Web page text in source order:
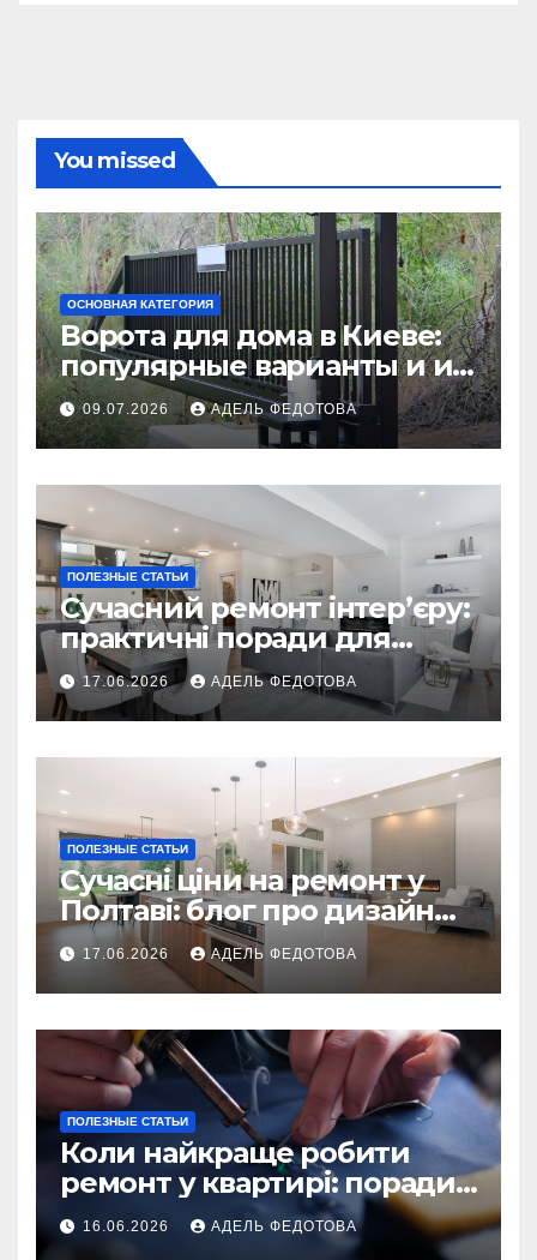
You missed
ОСНОВНАЯ КАТЕГОРИЯ
Ворота для дома в Киеве:
популярные варианты и их
особенности
09.07.2026 АДЕЛЬ ФЕДОТОВА
ПОЛЕЗНЫЕ СТАТЬИ
Сучасний ремонт інтер’єру:
практичні поради для
українських власників
17.06.2026 АДЕЛЬ ФЕДОТОВА
ПОЛЕЗНЫЕ СТАТЬИ
Сучасні ціни на ремонт у
Полтаві: блог про дизайн
інтер\’єру
17.06.2026 АДЕЛЬ ФЕДОТОВА
ПОЛЕЗНЫЕ СТАТЬИ
Коли найкраще робити
ремонт у квартирі: поради
та особливості 2026
16.06.2026 АДЕЛЬ ФЕДОТОВА